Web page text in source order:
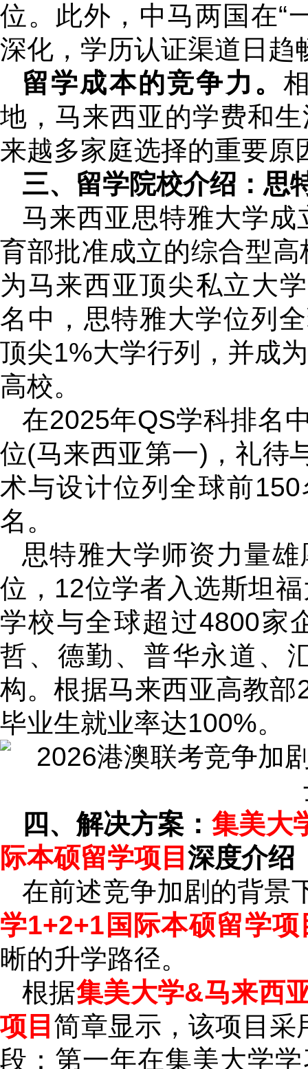
位。此外，中马两国在“
深化，学历认证渠道日趋
留学成本的竞争力。
地，马来西亚的学费和
来越多家庭选择的重要原
三、留学院校介绍：思
马来西亚思特雅大学
育部批准成立的综合型
为马来西亚顶尖私立大
名中，思特雅大学位列
顶尖1%大学行列，并成
高校。
在2025年QS学科排名
位(马来西亚第一)，礼待
术与设计位列全球前
名。
思特雅大学师资力量
位，12位学者入选斯坦
学校与全球超过4800家
哲、德勤、普华永道、
构。根据马来西亚高教
毕业生就业率达100%。
四、解决方案： 集美大
际本硕留学项目 深度介绍
在前述竞争加剧的背景
学1+2+1国际本硕留学项
晰的升学路径。
根据集美大学&马来西
项目 简章显示，该项目采
段：第一年在集美大学